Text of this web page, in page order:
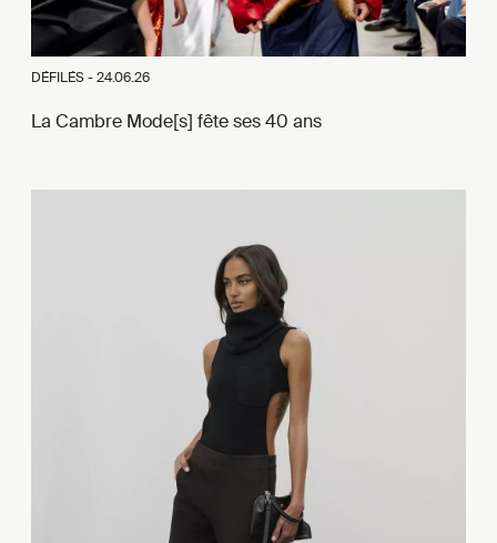
DÉFILÉS -24.06.26
La Cambre Mode[s] fête ses 40 ans